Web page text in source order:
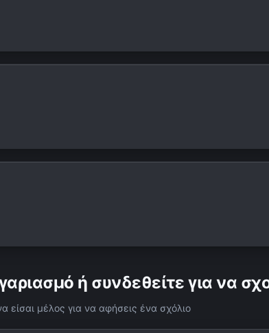
ή συνδεθείτε για να
είσαι μέλος για να αφήσεις ένα σχόλιο